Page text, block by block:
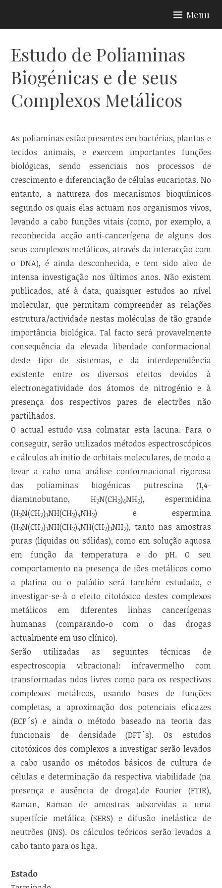
Menu
Estudo de Poliaminas
Biogénicas e de seus
Complexos Metálicos
As poliaminas estão presentes em bactérias, plantas e
tecidos animais, e exercem importantes funções
biológicas, sendo essenciais nos processos de
crescimento e diferenciação de células eucariotas. No
entanto, a natureza dos mecanismos bioquímicos
segundo os quais elas actuam nos organismos vivos,
levando a cabo funções vitais (como, por exemplo, a
reconhecida acção anti-cancerígena de alguns dos
seus complexos metálicos, através da interacção com
o DNA), é ainda desconhecida, e tem sido alvo de
intensa investigação nos últimos anos. Não existem
publicados, até à data, quaisquer estudos ao nível
molecular, que permitam compreender as relações
estrutura/actividade nestas moléculas de tão grande
importância biológica. Tal facto será provavelmente
consequência da elevada liberdade conformacional
deste tipo de sistemas, e da interdependência
existente entre os diversos efeitos devidos à
electronegatividade dos átomos de nitrogénio e à
presença dos respectivos pares de electrões não
partilhados.
O actual estudo visa colmatar esta lacuna. Para o
conseguir, serão utilizados métodos espectroscópicos
e cálculos ab initio de orbitais moleculares, de modo a
levar a cabo uma análise conformacional rigorosa
das poliaminas biogénicas putrescina (1,4-
diaminobutano, H2N(CH2)4NH2), espermidina
(H2N(CH2)3NH(CH2)4NH2) e espermina
(H2N(CH2)3NH(CH2)4NH(CH2)3NH2), tanto nas amostras
puras (líquidas ou sólidas), como em solução aquosa
em função da temperatura e do pH. O seu
comportamento na presença de iões metálicos como
a platina ou o paládio será também estudado, e
investigar-se-à o efeito citotóxico destes complexos
metálicos em diferentes linhas cancerígenas
humanas (comparando-o com o das drogas
actualmente em uso clínico).
Serão utilizadas as seguintes técnicas de
espectroscopia vibracional: infravermelho com
transformadas ndos livres como para os respectivos
complexos metálicos, usando bases de funções
completas, a aproximação dos potenciais eficazes
(ECP´s) e ainda o método baseado na teoria das
funcionais de densidade (DFT´s). Os estudos
citotóxicos dos complexos a investigar serão levados
a cabo usando os métodos básicos de cultura de
células e determinação da respectiva viabilidade (na
presença e ausência de droga).de Fourier (FTIR),
Raman, Raman de amostras adsorvidas a uma
superfície metálica (SERS) e difusão inelástica de
neutrões (INS). Os cálculos teóricos serão levados a
cabo tanto para os liga.
Estado